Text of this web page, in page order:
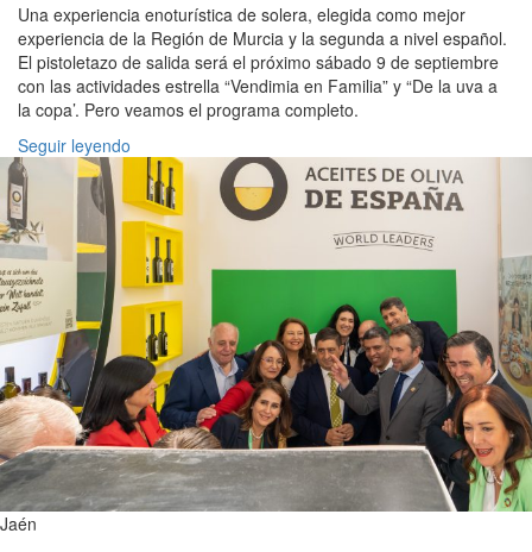
Una experiencia enoturística de solera, elegida como mejor
experiencia de la Región de Murcia y la segunda a nivel español.
El pistoletazo de salida será el próximo sábado 9 de septiembre
con las actividades estrella “Vendimia en Familia” y “De la uva a
la copa’. Pero veamos el programa completo.
Seguir leyendo
Jaén